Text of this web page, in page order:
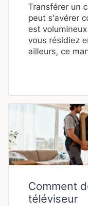
Transférer un
peut s'avérer
est
vous résidiez
ailleurs, ce
Comment
téléviseur